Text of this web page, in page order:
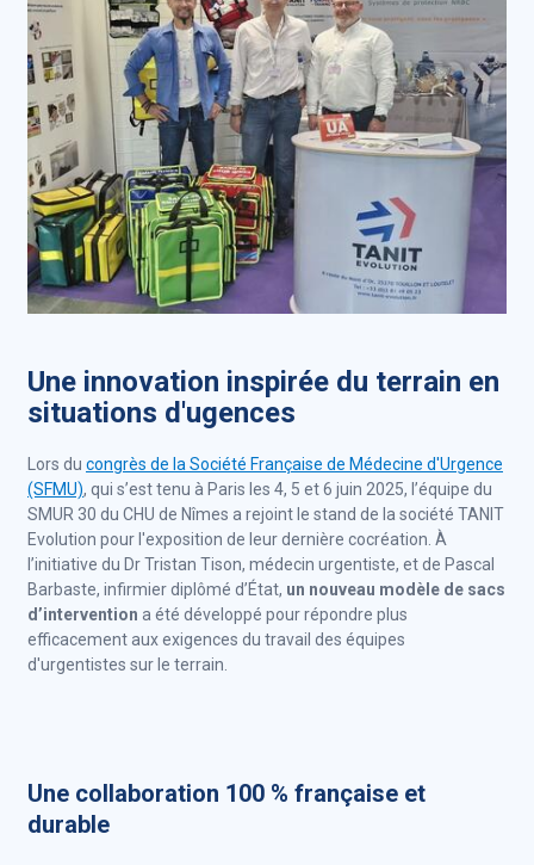
Une innovation inspirée du terrain en
situations d'ugences
Lors du congrès de la Société Française de Médecine d'Urgence
(SFMU), qui s’est tenu à Paris les 4, 5 et 6 juin 2025, l’équipe du
SMUR 30 du CHU de Nîmes a rejoint le stand de la société TANIT
Evolution pour l'exposition de leur dernière cocréation. À
l’initiative du Dr Tristan Tison, médecin urgentiste, et de Pascal
Barbaste, infirmier diplômé d’État, un nouveau modèle de sacs
d’intervention a été développé pour répondre plus
efficacement aux exigences du travail des équipes
d'urgentistes sur le terrain.
Une collaboration 100 % française et
durable